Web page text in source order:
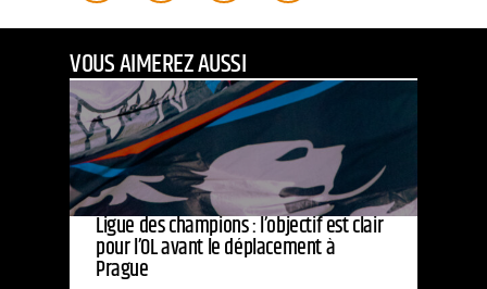
VOUS AIMEREZ AUSSI
Ligue des champions : l’objectif est clair
pour l’OL avant le déplacement à
Prague